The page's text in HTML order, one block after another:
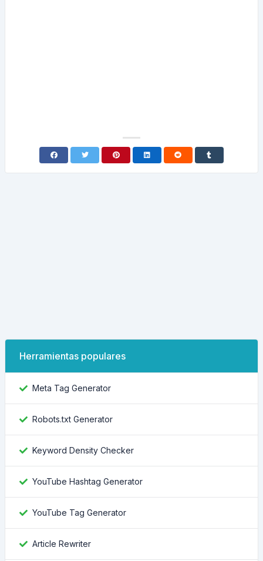
Herramientas populares
Meta Tag Generator
Robots.txt Generator
Keyword Density Checker
YouTube Hashtag Generator
YouTube Tag Generator
Article Rewriter